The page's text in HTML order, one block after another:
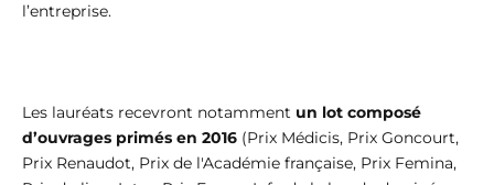
l’entreprise.
Les lauréats recevront notamment un lot composé
d’ouvrages primés en 2016 (Prix Médicis, Prix Goncourt,
Prix Renaudot, Prix de l'Académie française, Prix Femina,